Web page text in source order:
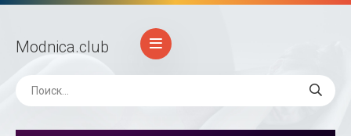
Modnica.club